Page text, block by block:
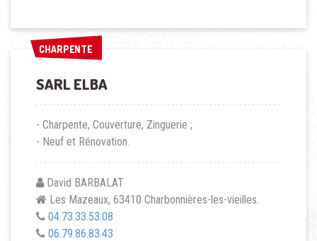
CHARPENTE
CHARPENTE
SARL ELBA
- Charpente, Couverture, Zinguerie ;
- Neuf et Rénovation.
David BARBALAT
Les Mazeaux, 63410 Charbonnières-les-vieilles.
04.73.33.53.08
06.79.86.83.43